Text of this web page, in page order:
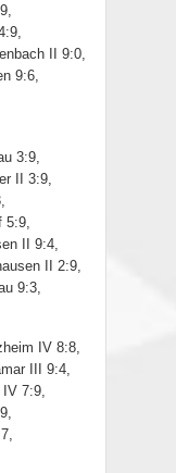
II 9:0,
9:6,
3:9,
II 3:9,
5:9,
II 9:4,
II 2:9,
9:3,
IV 8:8,
III 9:4,
7:9,